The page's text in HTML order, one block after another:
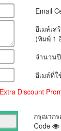
Email
อีเมล์เส
(พิมพฺ์ 1
จำนวน
อีเมล์ที่ใ
Discount
กรุณากร
Code